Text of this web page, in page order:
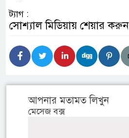
ট্যাগ :
সোশ্যাল মিডিয়ায় শেয়ার করুন
আপনার মতামত লিখুন
মেসেজ বক্স